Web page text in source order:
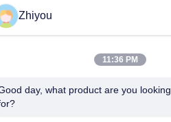
Zhiyou
11:36 PM
day, what product are you looking